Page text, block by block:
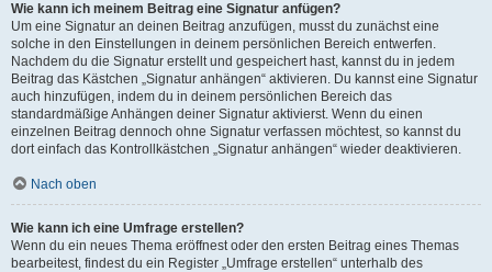
Wie kann ich meinem Beitrag eine Signatur anfügen?
Um eine Signatur an deinen Beitrag anzufügen, musst du zunächst eine
solche in den Einstellungen in deinem persönlichen Bereich entwerfen.
Nachdem du die Signatur erstellt und gespeichert hast, kannst du in jedem
Beitrag das Kästchen „Signatur anhängen“ aktivieren. Du kannst eine Signatur
auch hinzufügen, indem du in deinem persönlichen Bereich das
standardmäßige Anhängen deiner Signatur aktivierst. Wenn du einen
einzelnen Beitrag dennoch ohne Signatur verfassen möchtest, so kannst du
dort einfach das Kontrollkästchen „Signatur anhängen“ wieder deaktivieren.
Nach oben
Wie kann ich eine Umfrage erstellen?
Wenn du ein neues Thema eröffnest oder den ersten Beitrag eines Themas
bearbeitest, findest du ein Register „Umfrage erstellen“ unterhalb des